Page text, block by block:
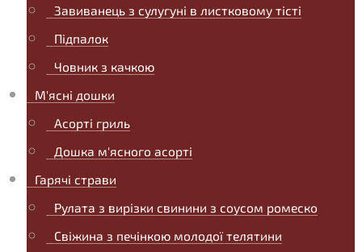
Завиванець з сулугуні в листковому тісті
Підпалок
Човник з качкою
М'ясні дошки
Асорті гриль
Дошка м'ясного асорті
Гарячі страви
Рулата з вирізки свинини з соусом ромеско
Свіжина з печінкою молодої телятини